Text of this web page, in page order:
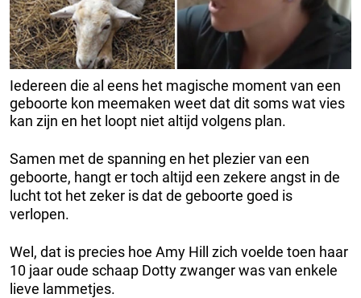
Iedereen die al eens het magische moment van een
geboorte kon meemaken weet dat dit soms wat vies
kan zijn en het loopt niet altijd volgens plan.
Samen met de spanning en het plezier van een
geboorte, hangt er toch altijd een zekere angst in de
lucht tot het zeker is dat de geboorte goed is
verlopen.
Wel, dat is precies hoe Amy Hill zich voelde toen haar
10 jaar oude schaap Dotty zwanger was van enkele
lieve lammetjes.